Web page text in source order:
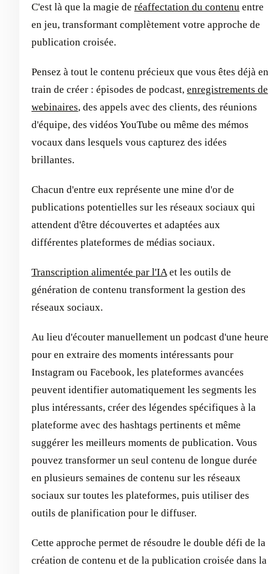
C'est là que la magie de réaffectation du contenu entre
en jeu, transformant complètement votre approche de
publication croisée.
Pensez à tout le contenu précieux que vous êtes déjà en
train de créer : épisodes de podcast, enregistrements de
webinaires, des appels avec des clients, des réunions
d'équipe, des vidéos YouTube ou même des mémos
vocaux dans lesquels vous capturez des idées
brillantes.
Chacun d'entre eux représente une mine d'or de
publications potentielles sur les réseaux sociaux qui
attendent d'être découvertes et adaptées aux
différentes plateformes de médias sociaux.
Transcription alimentée par l'IAet les outils de
génération de contenu transforment la gestion des
réseaux sociaux.
Au lieu d'écouter manuellement un podcast d'une heure
pour en extraire des moments intéressants pour
Instagram ou Facebook, les plateformes avancées
peuvent identifier automatiquement les segments les
plus intéressants, créer des légendes spécifiques à la
plateforme avec des hashtags pertinents et même
suggérer les meilleurs moments de publication. Vous
pouvez transformer un seul contenu de longue durée
en plusieurs semaines de contenu sur les réseaux
sociaux sur toutes les plateformes, puis utiliser des
outils de planification pour le diffuser.
Cette approche permet de résoudre le double défi de la
création de contenu et de la publication croisée dans la